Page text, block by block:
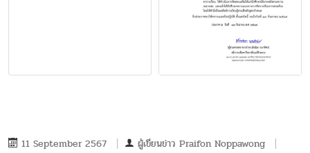
11 September 2567 ผู้เขียนข่าว Praifon Noppawong